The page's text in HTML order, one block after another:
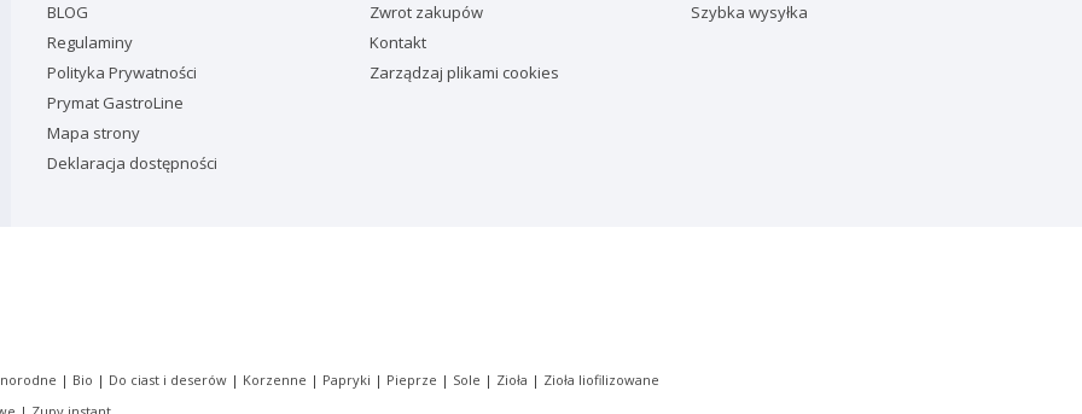
BLOG
Regulaminy
Polityka Prywatności
Prymat GastroLine
Mapa strony
Deklaracja dostępności
Zwrot zakupów
Kontakt
Zarządzaj plikami cookies
Szybka wysyłka
| Bio | Do ciast i deserów | Korzenne | Papryki | Pieprze | Sole | Zioła | Zioła liofilizowane